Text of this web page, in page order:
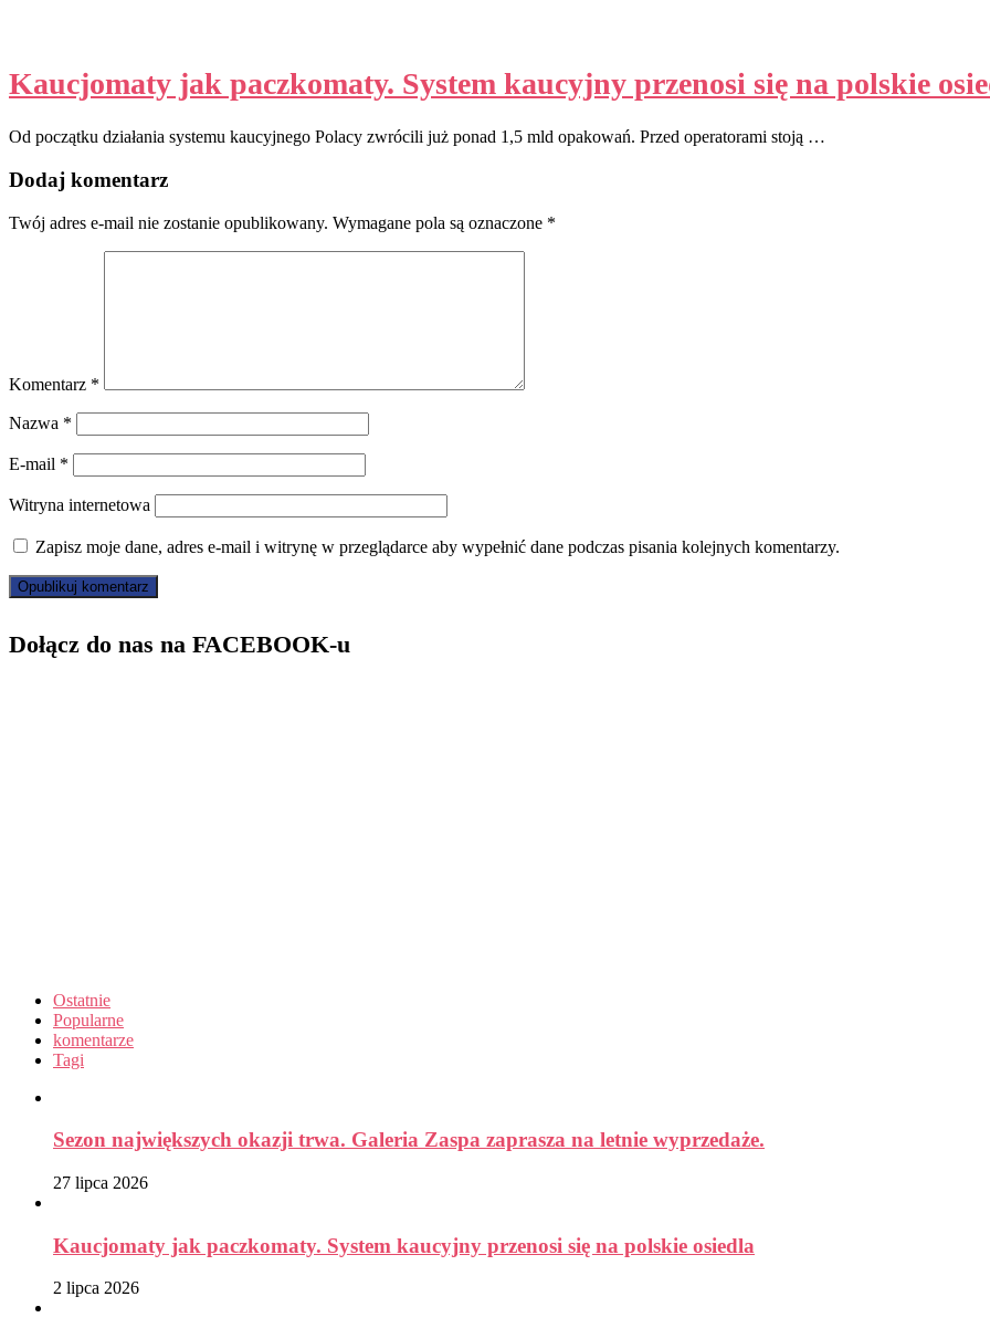
Kaucjomaty jak paczkomaty. System kaucyjny przenosi się na polskie
Od początku działania systemu kaucyjnego Polacy zwrócili już ponad 1,5 mld opakowań. Przed operatorami stoją …
Dodaj komentarz
Twój adres e-mail nie zostanie opublikowany. Wymagane pola są oznaczone *
Komentarz *
Nazwa *
E-mail *
Witryna internetowa
Zapisz moje dane, adres e-mail i witrynę w przeglądarce aby wypełnić dane podczas pisania kolejnych komentarzy.
Dołącz do nas na FACEBOOK-u
Ostatnie
Popularne
komentarze
Tagi
Sezon największych okazji trwa. Galeria Zaspa zaprasza na letnie wyprzedaże.
27 lipca 2026
Kaucjomaty jak paczkomaty. System kaucyjny przenosi się na polskie osiedla
2 lipca 2026